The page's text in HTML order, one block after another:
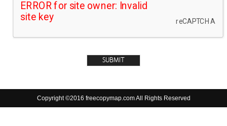
Copyright ©2016 freecopymap.com All Rights Reserved